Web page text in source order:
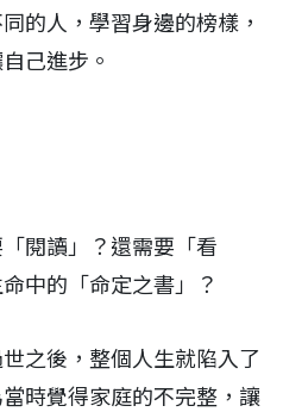
的人，學習身邊的榜樣，
己進步。
閱讀」？還需要「看
中的「命定之書」？
之後，整個人生就陷入了
時覺得家庭的不完整，讓